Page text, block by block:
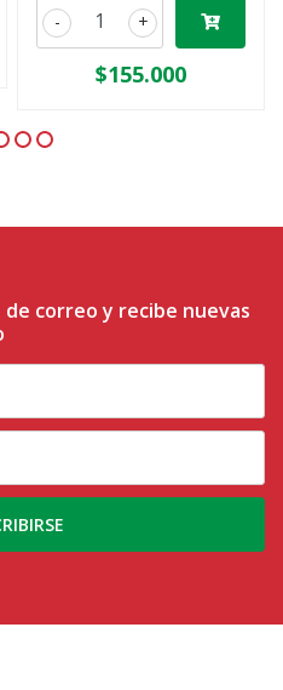
+
-
$155.000
correo y recibe nuevas